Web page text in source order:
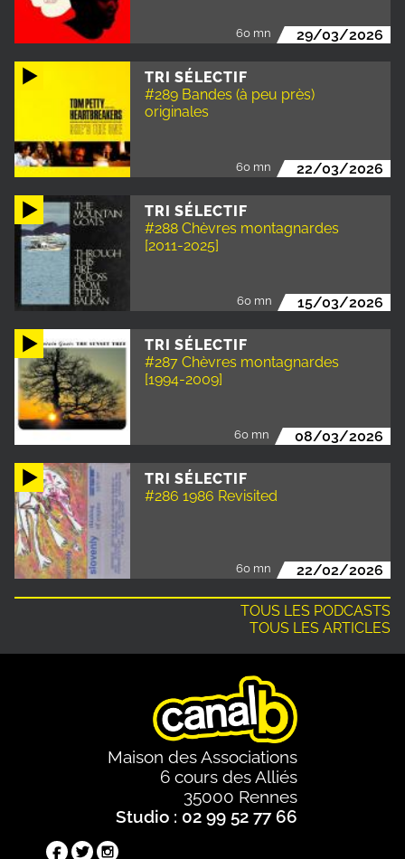
60 mn 29/03/2026
TRI SÉLECTIF
#289 Bandes (à peu près)
originales
60 mn 22/03/2026
TRI SÉLECTIF
#288 Chèvres montagnardes
[2011-2025]
60 mn 15/03/2026
TRI SÉLECTIF
#287 Chèvres montagnardes
[1994-2009]
60 mn 08/03/2026
TRI SÉLECTIF
#286 1986 Revisited
60 mn 22/02/2026
TOUS LES PODCASTS
TOUS LES ARTICLES
Maison des Associations
6 cours des Alliés
35000 Rennes
Studio : 02 99 52 77 66